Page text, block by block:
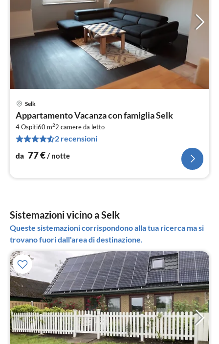
Selk
Appartamento Vacanza con famiglia Selk
4 Ospiti60 m22 camere da letto
2 recensioni
da 77€/ notte
Sistemazioni vicino a Selk
Queste sistemazioni corrispondono alla tua ricerca ma si
trovano fuori dall'area di destinazione.